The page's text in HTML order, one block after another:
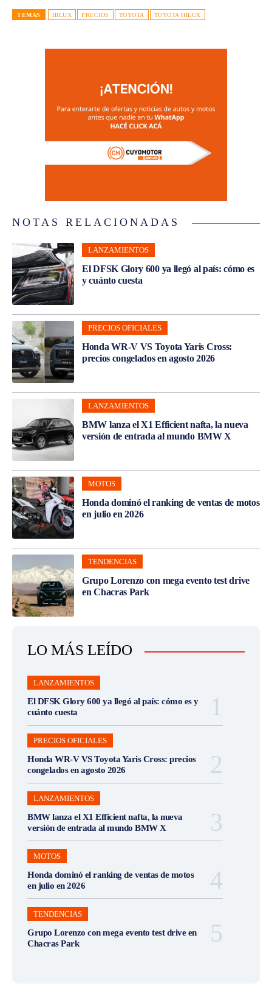
TEMAS HILUX PRECIOS TOYOTA TOYOTA HILUX
NOTAS RELACIONADAS
LANZAMIENTOS
El DFSK Glory 600 ya llegó al país: cómo es
y cuánto cuesta
PRECIOS OFICIALES
Honda WR-V VS Toyota Yaris Cross:
precios congelados en agosto 2026
LANZAMIENTOS
BMW lanza el X1 Efficient nafta, la nueva
versión de entrada al mundo BMW X
MOTOS
Honda dominó el ranking de ventas de motos
en julio en 2026
TENDENCIAS
Grupo Lorenzo con mega evento test drive
en Chacras Park
LO MÁS LEÍDO
LANZAMIENTOS
El DFSK Glory 600 ya llegó al país: cómo es y
cuánto cuesta
PRECIOS OFICIALES
Honda WR-V VS Toyota Yaris Cross: precios
congelados en agosto 2026
LANZAMIENTOS
BMW lanza el X1 Efficient nafta, la nueva
versión de entrada al mundo BMW X
MOTOS
Honda dominó el ranking de ventas de motos
en julio en 2026
TENDENCIAS
Grupo Lorenzo con mega evento test drive en
Chacras Park